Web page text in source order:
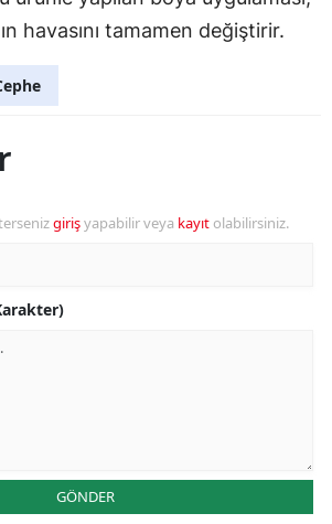
havasını tamamen değiştirir.
girişyapabilir veya kayıt olabilirsiniz.
GÖNDER